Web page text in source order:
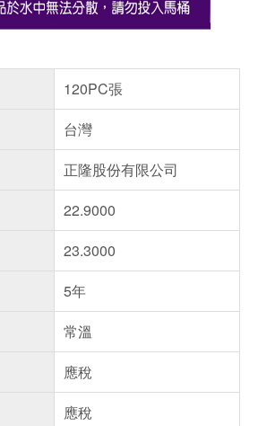
120PC張
台灣
正隆股份有限公司
22.9000
23.3000
5年
常溫
應稅
應稅